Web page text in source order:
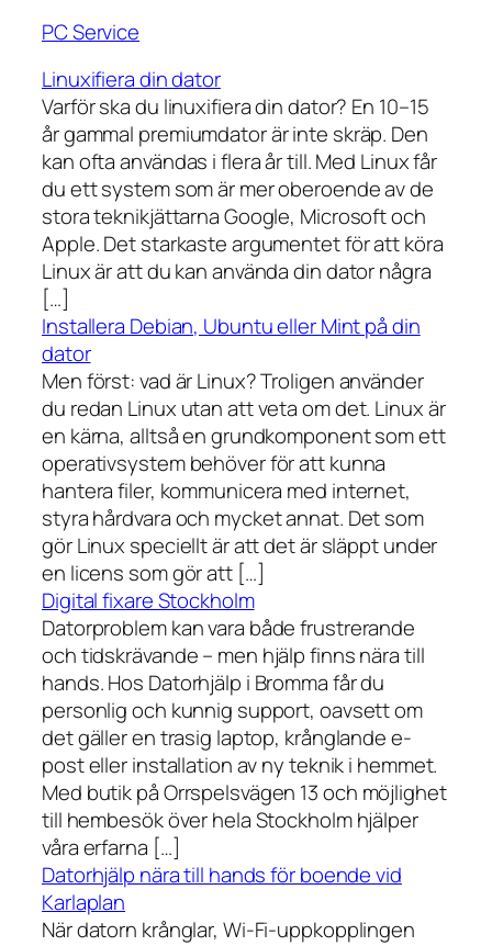
PC Service
Linuxifiera din dator
Varför ska du linuxifiera din dator? En 10–15
år gammal premiumdator är inte skräp. Den
kan ofta användas i flera år till. Med Linux får
du ett system som är mer oberoende av de
stora teknikjättarna Google, Microsoft och
Apple. Det starkaste argumentet för att köra
Linux är att du kan använda din dator några
[…]
Installera Debian, Ubuntu eller Mint på din
dator
Men först: vad är Linux? Troligen använder
du redan Linux utan att veta om det. Linux är
en kärna, alltså en grundkomponent som ett
operativsystem behöver för att kunna
hantera filer, kommunicera med internet,
styra hårdvara och mycket annat. Det som
gör Linux speciellt är att det är släppt under
en licens som gör att […]
Digital fixare Stockholm
Datorproblem kan vara både frustrerande
och tidskrävande – men hjälp finns nära till
hands. Hos Datorhjälp i Bromma får du
personlig och kunnig support, oavsett om
det gäller en trasig laptop, krånglande e-
post eller installation av ny teknik i hemmet.
Med butik på Orrspelsvägen 13 och möjlighet
till hembesök över hela Stockholm hjälper
våra erfarna […]
Datorhjälp nära till hands för boende vid
Karlaplan
När datorn krånglar, Wi-Fi-uppkopplingen